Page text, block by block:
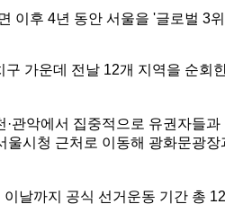
이후 4년 동안 서울을 '글로벌 3
구 가운데 전날 12개 지역을 순
·관악에서 집중적으로 유권자들
울시청 근처로 이동해 광화문광
날까지 공식 선거운동 기간 총